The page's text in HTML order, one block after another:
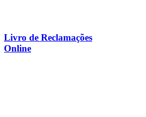
Livro de Reclamações
Online